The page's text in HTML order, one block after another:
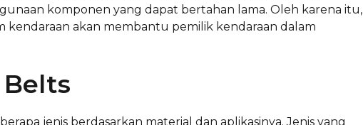
komponen yang dapat bertahan lama. Oleh karena itu,
akan membantu pemilik kendaraan dalam
jenis berdasarkan material dan aplikasinya. Jenis yang